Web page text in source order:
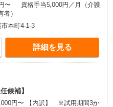
〜 資格手当5,000円／月（介護
）
本町4-1-3
詳細を見る
候補】
】 ※試用期間3か